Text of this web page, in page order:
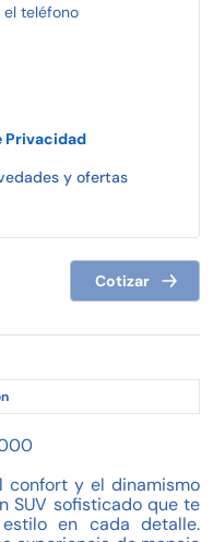
el teléfono
Privacidad
y ofertas
Cotizar
confort y el dinamismo
SUV sofisticado que te
en cada detalle.